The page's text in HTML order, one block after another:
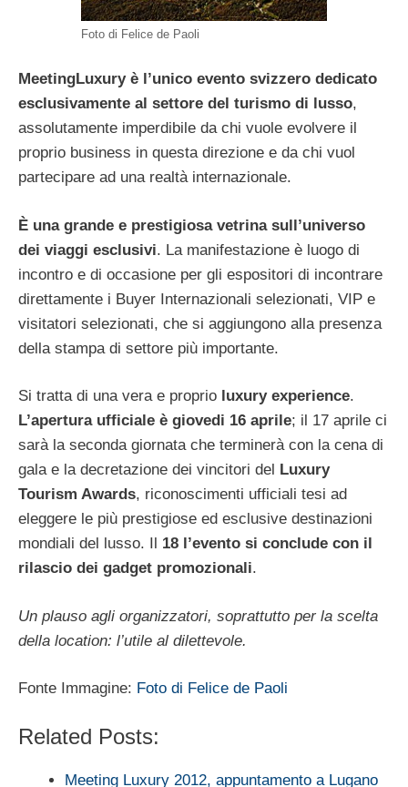
Foto di Felice de Paoli
MeetingLuxury è l’unico evento svizzero dedicato
esclusivamente al settore del turismo di lusso,
assolutamente imperdibile da chi vuole evolvere il
proprio business in questa direzione e da chi vuol
partecipare ad una realtà internazionale.
È una grande e prestigiosa vetrina sull’universo
dei viaggi esclusivi. La manifestazione è luogo di
incontro e di occasione per gli espositori di incontrare
direttamente i Buyer Internazionali selezionati, VIP e
visitatori selezionati, che si aggiungono alla presenza
della stampa di settore più importante.
Si tratta di una vera e proprio luxury experience.
L’apertura ufficiale è giovedi 16 aprile; il 17 aprile ci
sarà la seconda giornata che terminerà con la cena di
gala e la decretazione dei vincitori del
Luxury
Tourism Awards, riconoscimenti ufficiali tesi ad
eleggere le più prestigiose ed esclusive destinazioni
mondiali del lusso. Il
18 l’evento si conclude con il
rilascio dei gadget promozionali.
Un plauso agli organizzatori, soprattutto per la scelta
della location: l’utile al dilettevole.
Fonte Immagine: Foto di Felice de Paoli
Related Posts:
Meeting Luxury 2012, appuntamento a Lugano